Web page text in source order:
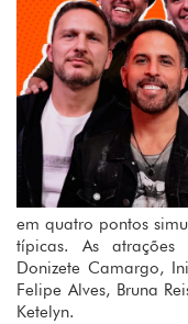
em quatro pontos
típicas. As
Donizete Camargo,
Felipe Alves, Bruna
Ketelyn.